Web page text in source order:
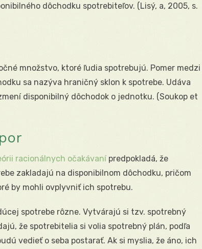
dôchodku spotrebiteľov. (Lisý, a, 2005, s.
množstvo, ktoré ľudia spotrebujú. Pomer medzi
sa nazýva hraničný sklon k spotrebe. Udáva
disponibilný dôchodok o jednotku. (Soukop et
racionálnych očakávaní predpokladá, že
zakladajú na disponibilnom dôchodku, pričom
by mohli ovplyvniť ich spotrebu.
spotrebe rôzne. Vytvárajú si tzv. spotrebný
že spotrebitelia si volia spotrebný plán, podľa
vedieť o seba postarať. Ak si myslia, že áno, ich